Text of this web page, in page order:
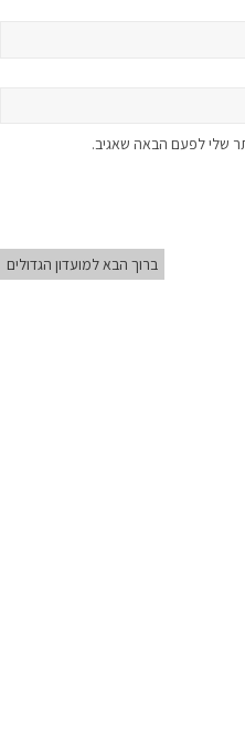
שלי לפעם הבאה שאגיב.
ברוך הבא למועדון הגדולים